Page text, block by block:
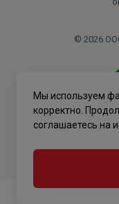
© 2026
Мы используем
корректно.
соглашаетесь на